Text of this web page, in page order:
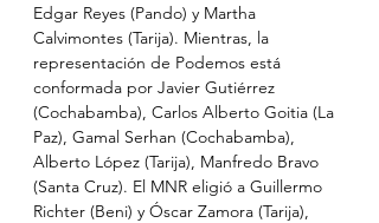
Edgar Reyes (Pando) y Martha
Calvimontes (Tarija). Mientras, la
representación de Podemos está
conformada por Javier Gutiérrez
(Cochabamba), Carlos Alberto Goitia (La
Paz), Gamal Serhan (Cochabamba),
Alberto López (Tarija), Manfredo Bravo
(Santa Cruz). El MNR eligió a Guillermo
Richter (Beni) y Óscar Zamora (Tarija),